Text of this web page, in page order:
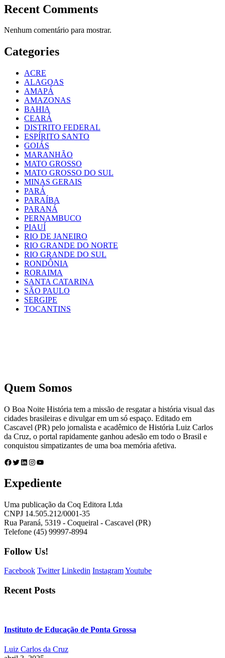
Recent Comments
Nenhum comentário para mostrar.
Categories
ACRE
ALAGOAS
AMAPÁ
AMAZONAS
BAHIA
CEARÁ
DISTRITO FEDERAL
ESPÍRITO SANTO
GOIÁS
MARANHÃO
MATO GROSSO
MATO GROSSO DO SUL
MINAS GERAIS
PARÁ
PARAÍBA
PARANÁ
PERNAMBUCO
PIAUÍ
RIO DE JANEIRO
RIO GRANDE DO NORTE
RIO GRANDE DO SUL
RONDÔNIA
RORAIMA
SANTA CATARINA
SÃO PAULO
SERGIPE
TOCANTINS
Quem Somos
O Boa Noite História tem a missão de resgatar a história visual das
cidades brasileiras e divulgar em um só espaço. Editado em
Cascavel (PR) pelo jornalista e acadêmico de História Luiz Carlos
da Cruz, o portal rapidamente ganhou adesão em todo o Brasil e
conquistou simpatizantes de uma boa memória afetiva.
Facebook
Twitter
LinkedIn
Instagram
Youtube
Expediente
Uma publicação da Coq Editora Ltda
CNPJ 14.505.212/0001-35
Rua Paraná, 5319 - Coqueiral - Cascavel (PR)
Telefone (45) 99997-8994
Follow Us!
Facebook Twitter Linkedin InstagramYoutube
Recent Posts
Instituto de Educação de Ponta Grossa
Luiz Carlos da Cruz